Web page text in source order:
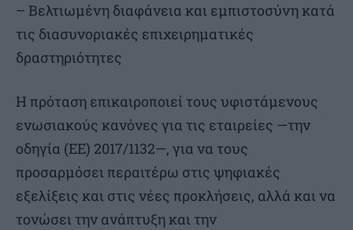
– Βελτιωμένη διαφάνεια και εμπιστοσύνη κατά
τις διασυνοριακές επιχειρηματικές
δραστηριότητες
Η πρόταση επικαιροποιεί τους υφιστάμενους
ενωσιακούς κανόνες για τις εταιρείες —την
οδηγία (ΕΕ) 2017/1132—, για να τους
προσαρμόσει περαιτέρω στις ψηφιακές
εξελίξεις και στις νέες προκλήσεις, αλλά και να
τονώσει την ανάπτυξη και την